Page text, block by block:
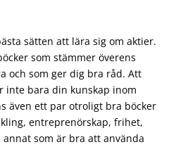
sätten att lära sig om aktier.
som stämmer överens
och som ger dig bra råd. Att
inte bara din kunskap inom
även ett par otroligt bra böcker
entreprenörskap, frihet,
annat som är bra att använda